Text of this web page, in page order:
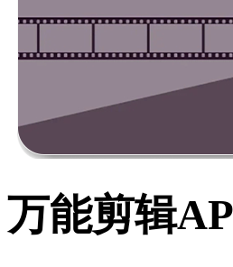
万能剪辑